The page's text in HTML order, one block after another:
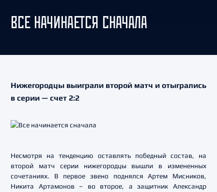
ВСЕ НАЧИНАЕТСЯ СНАЧАЛА
Нижегородцы выиграли второй матч и отыгрались
в серии — счет 2:2
Несмотря на тенденцию оставлять победный состав, на
второй матч серии нижегородцы вышли в измененных
сочетаниях. В первое звено поднялся Артем Мисников,
Никита Артамонов – во второе, а защитник Александр